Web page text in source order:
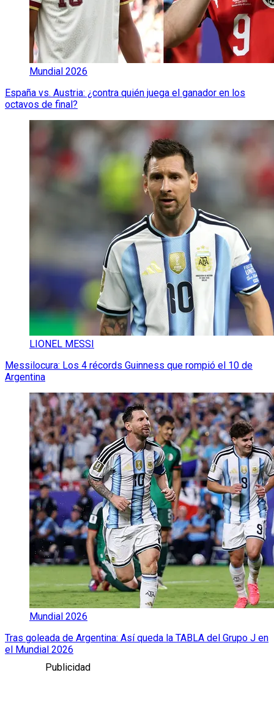
Mundial 2026
España vs. Austria: ¿contra quién juega el ganador en los
octavos de final?
LIONEL MESSI
Messilocura: Los 4 récords Guinness que rompió el 10 de
Argentina
Mundial 2026
Tras goleada de Argentina: Así queda la TABLA del Grupo J en
el Mundial 2026
Publicidad